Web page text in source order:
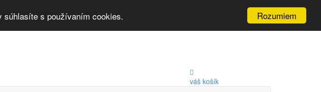
Rozumiem
súhlasíte s používaním cookies.
váš košík